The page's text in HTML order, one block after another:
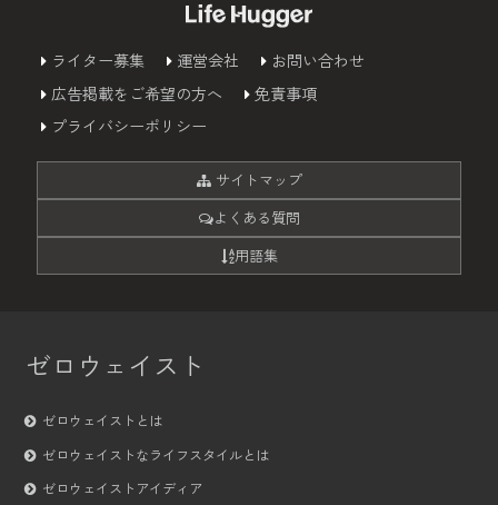
ライター募集 運営会社
お問い合わせ
広告掲載をご希望の方へ
免責事項
プライバシーポリシー
サイトマップ
よくある質問
用語集
ゼロウェイスト
ゼロウェイストとは
ゼロウェイストなライフスタイルとは
ゼロウェイストアイディア